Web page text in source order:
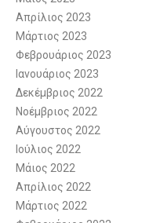
Απρίλιος 2023
Μάρτιος 2023
Φεβρουάριος 2023
Ιανουάριος 2023
Δεκέμβριος 2022
Νοέμβριος 2022
Αύγουστος 2022
Ιούλιος 2022
Μάιος 2022
Απρίλιος 2022
Μάρτιος 2022